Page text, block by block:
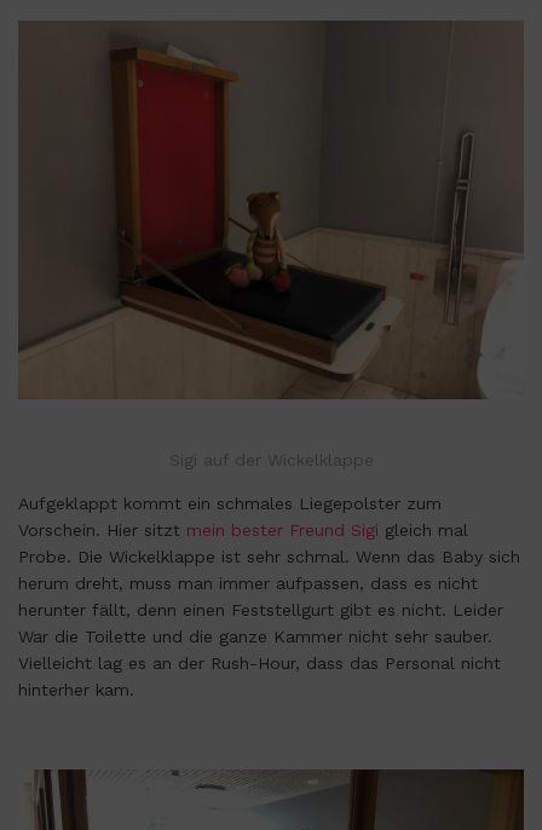
Sigi auf der Wickelklappe
Aufgeklappt kommt ein schmales Liegepolster zum
Vorschein. Hier sitzt mein bester Freund Sigi gleich mal
Probe. Die Wickelklappe ist sehr schmal. Wenn das Baby sich
herum dreht, muss man immer aufpassen, dass es nicht
herunter fällt, denn einen Feststellgurt gibt es nicht. Leider
War die Toilette und die ganze Kammer nicht sehr sauber.
Vielleicht lag es an der Rush-Hour, dass das Personal nicht
hinterher kam.